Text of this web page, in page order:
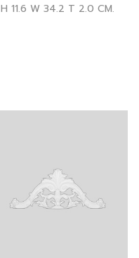
H 11.6 W 34.2 T 2.0 CM.